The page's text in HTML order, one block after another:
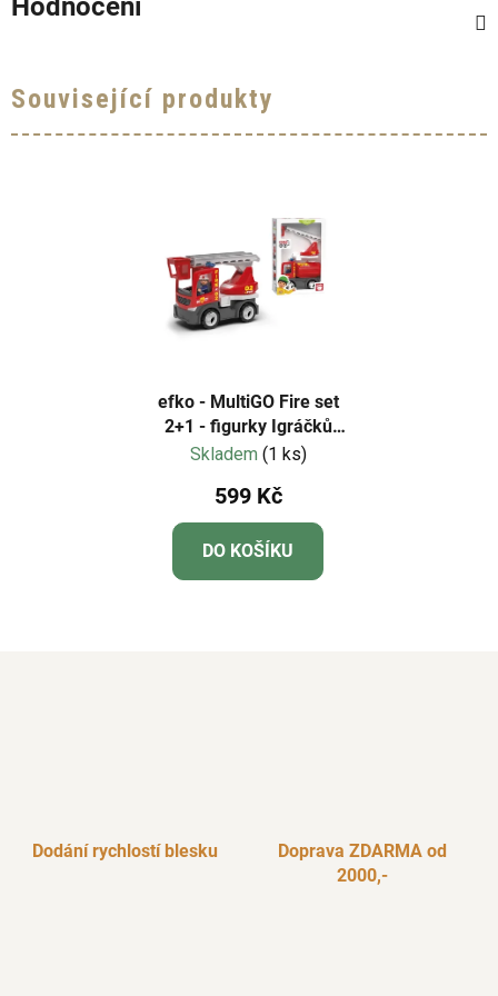
Hodnocení
Související produkty
efko - MultiGO Fire set
2+1 - figurky Igráčků
hasičů s auty
Skladem (1 ks)
599 Kč
DO KOŠÍKU
Dodání rychlostí blesku
Doprava ZDARMA od
2000,-